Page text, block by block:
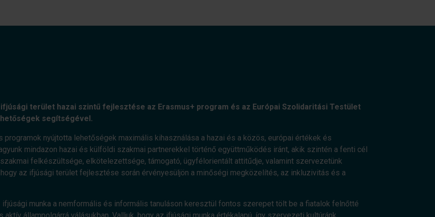
terület hazai szintű fejlesztése az Erasmus+ program és az Európai Szolidaritási Testület
segítségével.
programok nyújtotta lehetőségek maximális kihasználása a hazai és a közös, európai értékek és
mindazon hazai és külföldi szakmai partnerekkel történő együttműködés iránt, akik szintén a fenti cél
felkészültsége, elkötelezettsége, támogató, ügyfélorientált attitűdje, valamint szervezetünk
az ifjúsági terület fejlesztése során érvényesüljön a minőségi megközelítés, az inkluzivitás és a
munka a nemformális és informális tanuláson keresztül fontos szerepet tölt be a fiatalok felnőtté